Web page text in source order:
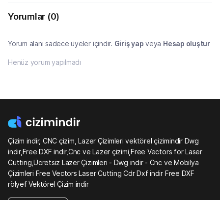
Yorumlar (0)
Yorum alanı sadece üyeler içindir. Giriş yap veya Hesap oluştur
Henüz yorum yapılmadı
Çizim indir, CNC çizim, Lazer Çizimleri vektörel çizimindir Dwg
indir,Free DXF indir,Cnc ve Lazer çizimi,Free Vectors for Laser
Cutting,Ücretsiz Lazer Çizimleri - Dwg indir - Cnc ve Mobilya
Çizimleri Free Vectors Laser Cutting Cdr Dxf indir Free DXF
rölyef Vektörel Çizim indir